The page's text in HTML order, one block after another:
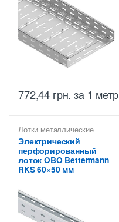
772,44 грн. за 1 метр
Лотки металлические
высотой 60 мм
Перфорированные лотки
высотой 60 мм
Электрический
перфорированный
лоток OBO Bettermann
RKS 60×50 мм